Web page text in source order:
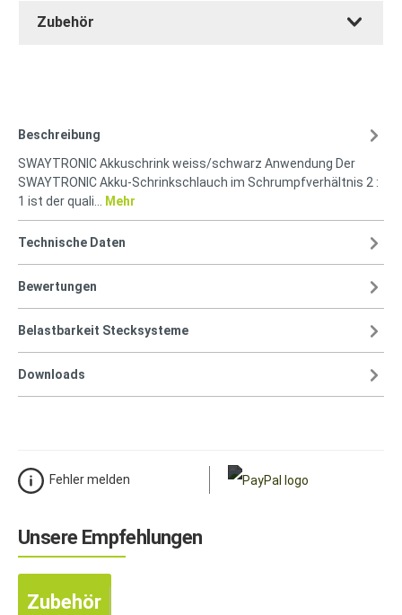
Zubehör
Beschreibung
SWAYTRONIC Akkuschrink weiss/schwarz Anwendung Der
SWAYTRONIC Akku-Schrinkschlauch im Schrumpfverhältnis 2 :
1 ist der quali…
Mehr
Technische Daten
Bewertungen
Belastbarkeit Stecksysteme
Downloads
Fehler melden
Unsere Empfehlungen
Zubehör